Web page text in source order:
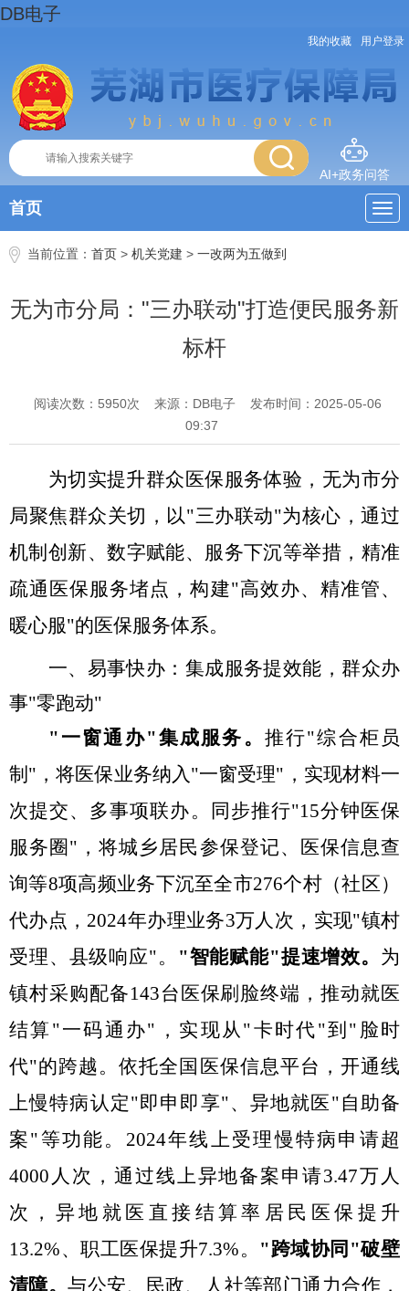
DB电子
我的收藏 用户登录
AI+政务问答
首页
当前位置： 首页 > 机关党建 > 一改两为五做到
无为市分局："三办联动"打造便民服务新
标杆
阅读次数： 5950次 来源：DB电子
发布时间：2025-05-06
09:37
为切实提升群众医保服务体验，无为市分
局聚焦群众关切，以"三办联动"为核心，通过
机制创新、数字赋能、服务下沉等举措，精准
疏通医保服务堵点，构建"高效办、精准管、
暖心服"的医保服务体系。
一、易事快办：集成服务提效能，群众办
事"零跑动"
"一窗通办"集成服务 。 推行"综合柜员
制"，将医保业务纳入"一窗受理"，实现材料一
次提交、多事项联办。同步推行"15分钟医保
服务圈"，将城乡居民参保登记、医保信息查
询等8项高频业务下沉至全市276个村（社区）
代办点，2024年办理业务3万人次，实现"镇村
受理、县级响应"。 "智能赋能"提速增效。 为
镇村采购配备143台医保刷脸终端，推动就医
结算 "一码通办"，实现从"卡时代"到"脸时
代"的跨越。依托全国医保信息平台，开通线
上慢特病认定"即申即享"、异地就医"自助备
案"等功能。 2024年线上受理慢特病申请超
4000 人次， 通过线上异地备案申请3.47万 人
次， 异地就医直接结算率居民医保提升
13.2%、职工医保提升7.3%。 "跨域协同"破壁
清障。与公安、民政、人社等部门通力合作，